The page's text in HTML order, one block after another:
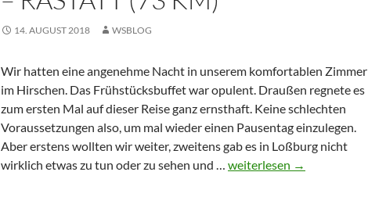
14. AUGUST 2018 WSBLOG
Wir hatten eine angenehme Nacht in unserem komfortablen Zimmer
im Hirschen. Das Frühstücksbuffet war opulent. Draußen regnete es
zum ersten Mal auf dieser Reise ganz ernsthaft. Keine schlechten
Voraussetzungen also, um mal wieder einen Pausentag einzulegen.
Aber erstens wollten wir weiter, zweitens gab es in Loßburg nicht
wirklich etwas zu tun oder zu sehen und … 13.
weiterlesen →